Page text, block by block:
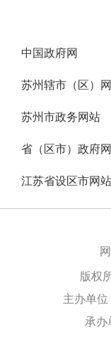
中国政府网
苏州辖市（区）
苏州市政务网站
省（区市）政府
江苏省设区市网站
版权
主办单
承办